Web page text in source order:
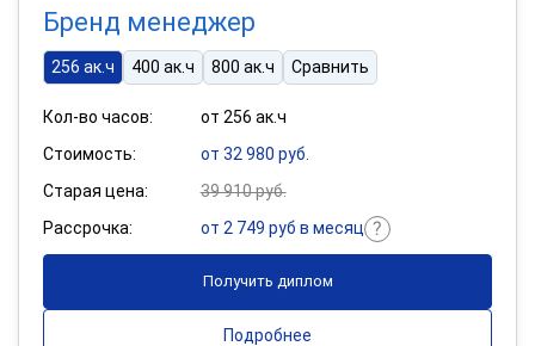
Бренд менеджер
256 ак.ч 400 ак.ч 800 ак.ч Сравнить
Кол-во часов:
от 256 ак.ч
Стоимость:
от 32 980 руб.
Старая цена:
39 910 руб.
Рассрочка:
от 2 749 руб в месяц
Получить диплом
Подробнее